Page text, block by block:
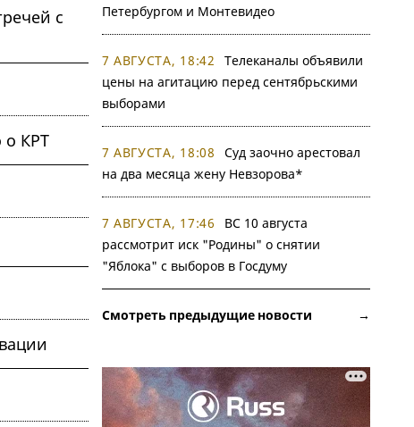
с
о КРТ
Петербургом и Монтевидео
7 АВГУСТА, 18:42
Телеканалы объявили
цены на агитацию перед сентябрьскими
выборами
7 АВГУСТА, 18:08
Суд заочно арестовал
на два месяца жену Невзорова*
7 АВГУСТА, 17:46
ВС 10 августа
рассмотрит иск "Родины" о снятии
"Яблока" с выборов в Госдуму
Смотреть предыдущие новости →